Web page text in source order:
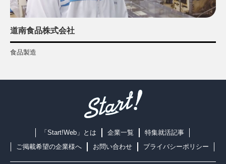
道南食品株式会社
食品製造
「Start!Web」とは 企業一覧
特集就活記事
ご掲載希望の企業様へ
お問い合わせ プライバシーポリシー